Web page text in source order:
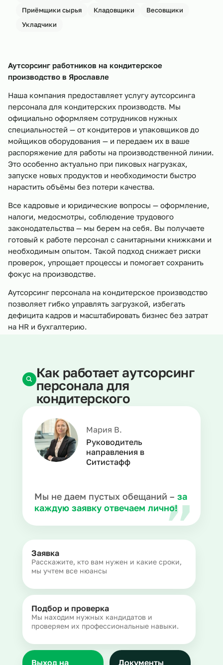
Приёмщики сырья
Кладовщики
Весовщики
Укладчики
Аутсорсинг работников на кондитерское
производство в Ярославле
Наша компания предоставляет услугу аутсорсинга
персонала для кондитерских производств. Мы
официально оформляем сотрудников нужных
специальностей — от кондитеров и упаковщиков до
мойщиков оборудования — и передаем их в ваше
распоряжение для работы на производственной линии.
Это особенно актуально при пиковых нагрузках,
запуске новых продуктов и необходимости быстро
нарастить объёмы без потери качества.
Все кадровые и юридические вопросы — оформление,
налоги, медосмотры, соблюдение трудового
законодательства — мы берем на себя. Вы получаете
готовый к работе персонал с санитарными книжками и
необходимым опытом. Такой подход снижает риски
проверок, упрощает процессы и помогает сохранить
фокус на производстве.
Аутсорсинг персонала на кондитерское производство
позволяет гибко управлять загрузкой, избегать
дефицита кадров и масштабировать бизнес без затрат
на HR и бухгалтерию.
Мария В.
Руководитель
направления в
Ситистафф
Мы не даем пустых обещаний – за
каждую заявку отвечаем лично!
Как работает аутсорсинг
персонала для
кондитерского
производства
Заявка
Расскажите, кто вам нужен и какие сроки,
мы учтем все нюансы
Подбор и проверка
Мы находим нужных кандидатов и
проверяем их профессиональные навыки.
Документы
Выход на